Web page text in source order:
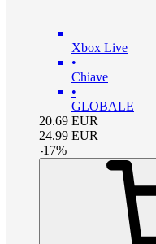
Xbox Live
•
Chiave
•
GLOBALE
20.69 EUR
24.99 EUR
-17%